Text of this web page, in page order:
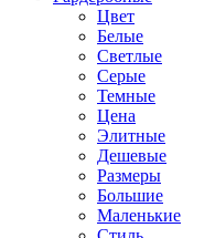
Цвет
Белые
Светлые
Серые
Темные
Цена
Элитные
Дешевые
Размеры
Большие
Маленькие